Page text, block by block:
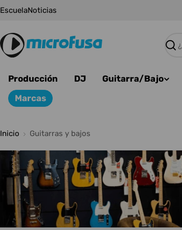
Saltar
EscuelaNoticias
Producción DJ Guitarra/Bajo
Marcas
Inicio Guitarras y bajos